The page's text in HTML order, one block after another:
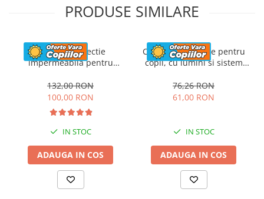
PRODUSE SIMILARE
Husa de protectie
impermeabila pentru
utv-uri, atv-uri sau
motociclete, neagra
132,00 RON
100,00 RON
IN STOC
ADAUGA IN COS
Casca de protectie pentru
copii, cu lumini si sistem
76,26 RON
61,00 RON
IN STOC
ADAUGA IN COS